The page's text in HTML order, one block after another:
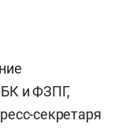
и ФЗПГ,
секретаря